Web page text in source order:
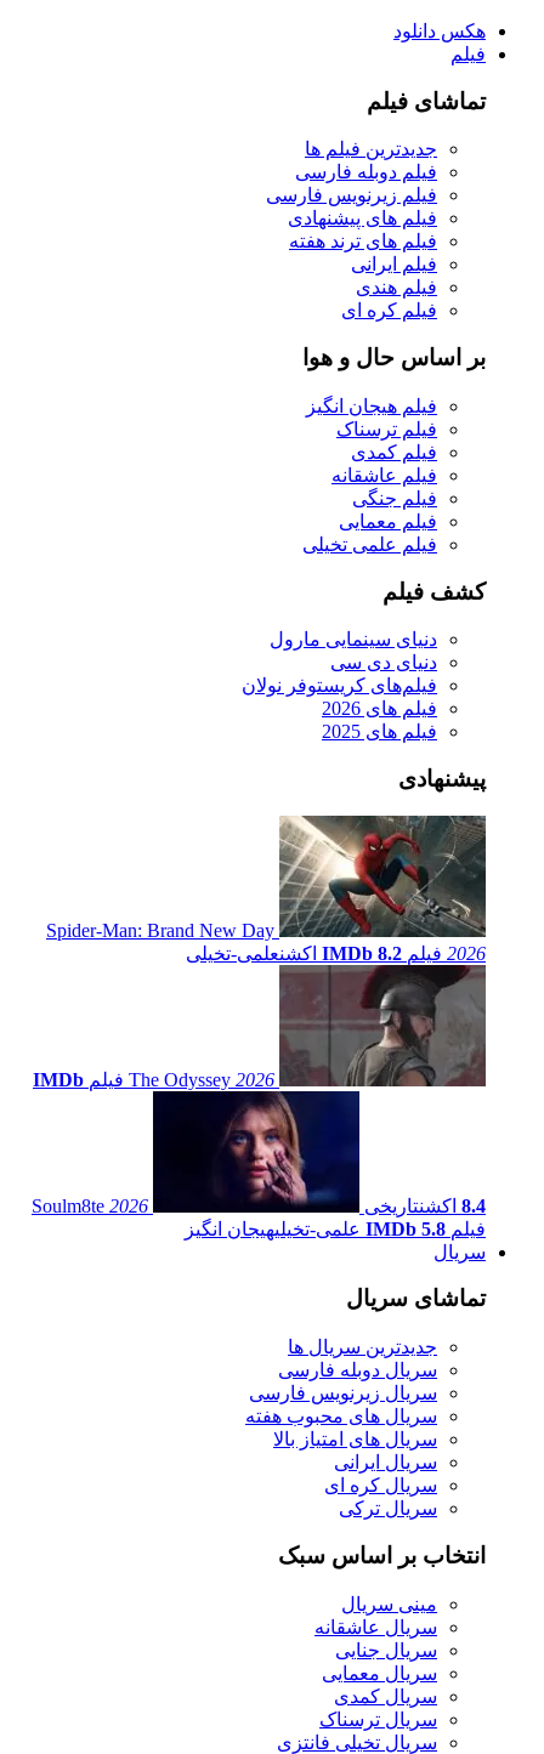
هکس دانلود
فیلم
تماشای فیلم
جدیدترین فیلم ها
فیلم دوبله فارسی
فیلم زیرنویس فارسی
فیلم های پیشنهادی
فیلم های ترند هفته
فیلم ایرانی
فیلم هندی
فیلم کره ای
بر اساس حال و هوا
فیلم هیجان انگیز
فیلم ترسناک
فیلم کمدی
فیلم عاشقانه
فیلم جنگی
فیلم معمایی
فیلم علمی تخیلی
کشف فیلم
دنیای سینمایی مارول
دنیای دی سی
فیلم‌های کریستوفر نولان
فیلم های 2026
فیلم های 2025
پیشنهادی
Spider-Man: Brand New Day
2026 فیلم IMDb 8.2 اکشنعلمی-تخیلی
The Odyssey 2026 فیلم IMDb
8.4 اکشنتاریخی Soulm8te 2026
فیلم IMDb 5.8 علمی-تخیلیهیجان انگیز
سریال
تماشای سریال
جدیدترین سریال ها
سریال دوبله فارسی
سریال زیرنویس فارسی
سریال های محبوب هفته
سریال های امتیاز بالا
سریال ایرانی
سریال کره ای
سریال ترکی
انتخاب بر اساس سبک
مینی سریال
سریال عاشقانه
سریال جنایی
سریال معمایی
سریال کمدی
سریال ترسناک
سریال تخیلی فانتزی